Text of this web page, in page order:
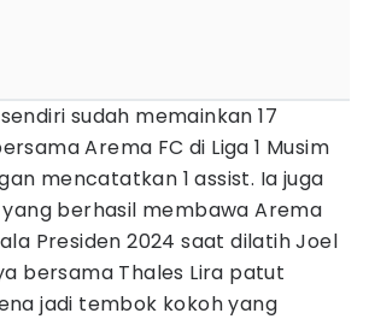
sudah memainkan 17
Arema FC di Liga 1 Musim
mencatatkan 1 assist. Ia juga
berhasil membawa Arema
Presiden 2024 saat dilatih Joel
bersama Thales Lira patut
jadi tembok kokoh yang